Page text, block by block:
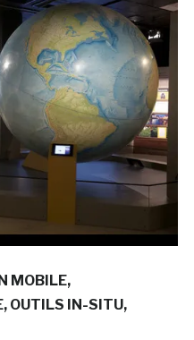
MOBILE
OUTILS IN-SITU